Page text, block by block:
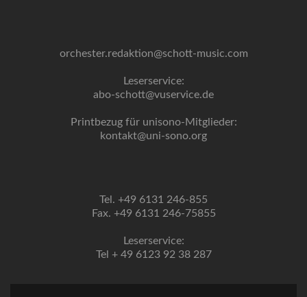
orchester.redaktion@schott-music.com
Leserservice:
abo-schott@vuservice.de
Printbezug für unisono-Mitglieder:
kontakt@uni-sono.org
Tel. +49 6131 246-855
Fax. +49 6131 246-75855
Leserservice:
Tel + 49 6123 92 38 287